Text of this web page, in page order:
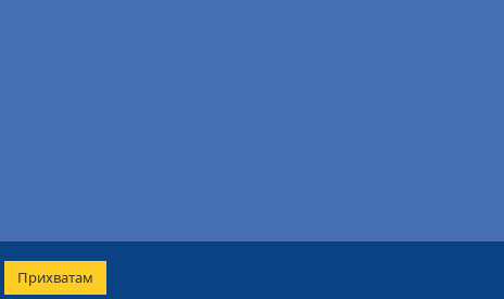
Прихватам